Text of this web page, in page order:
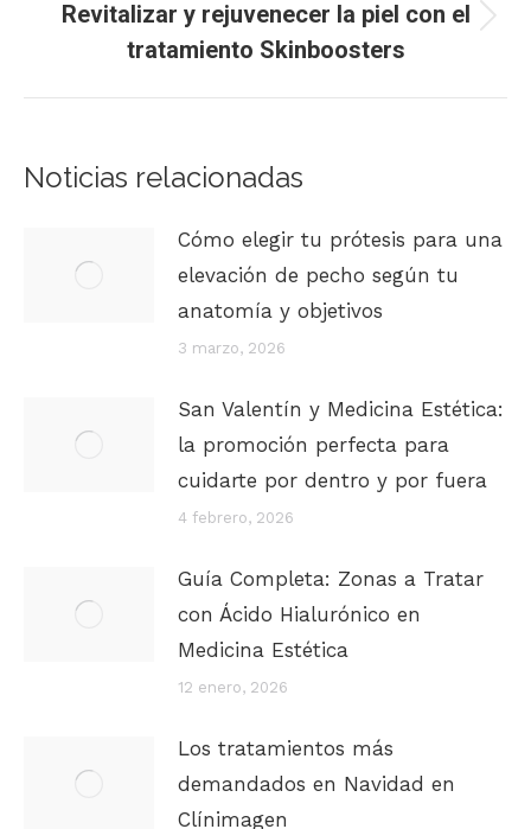
Publicación
Revitalizar y rejuvenecer la piel con el
tratamiento Skinboosters
Noticias relacionadas
Cómo elegir tu prótesis para una
elevación de pecho según tu
anatomía y objetivos
3 marzo, 2026
San Valentín y Medicina Estética:
la promoción perfecta para
cuidarte por dentro y por fuera
4 febrero, 2026
Guía Completa: Zonas a Tratar
con Ácido Hialurónico en
Medicina Estética
12 enero, 2026
Los tratamientos más
demandados en Navidad en
Clínimagen